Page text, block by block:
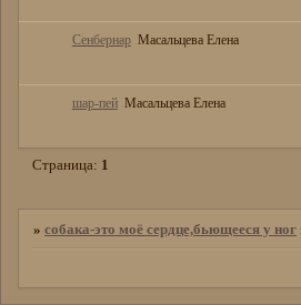
Сенбернар Масальцева Елена
шар-пей Масальцева Елена
Страница: 1
» собака-это моё сердце,бьющееся у ног